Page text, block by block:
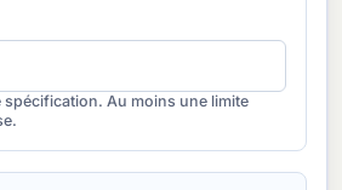
spécification. Au moins une limite